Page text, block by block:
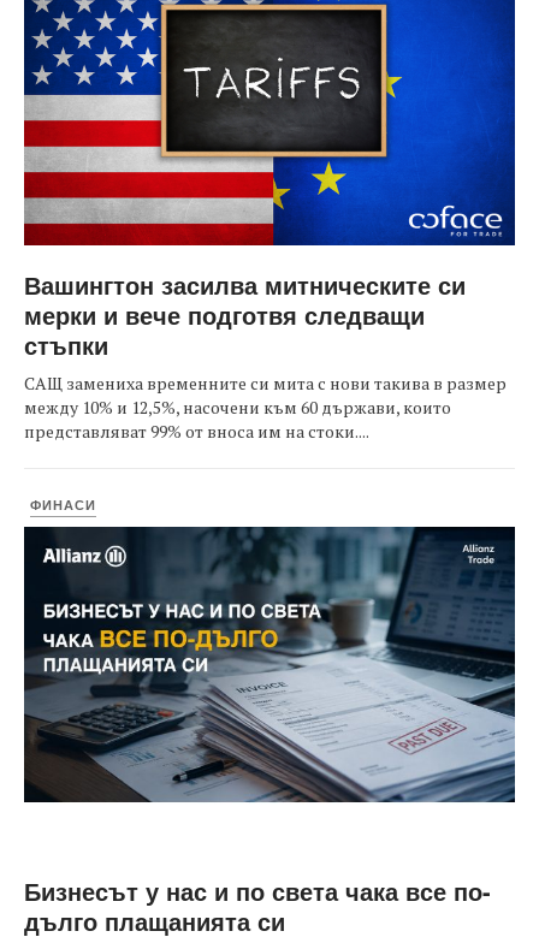
Вашингтон засилва митническите си
мерки и вече подготвя следващи
стъпки
САЩ замениха временните си мита с нови такива в размер
между 10% и 12,5%, насочени към 60 държави, които
представляват 99% от вноса им на стоки....
ФИНАСИ
Бизнесът у нас и по света чака все по-
дълго плащанията си